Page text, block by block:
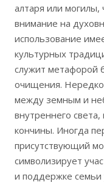
алтаря или могилы,
внимание на
использование
культурных
служит метафорой
очищения. Нередко
между земным и
внутреннего
кончины. Иногда
присутствующий
символизирует
и поддержке